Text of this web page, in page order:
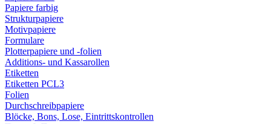
Papiere farbig
Strukturpapiere
Motivpapiere
Formulare
Plotterpapiere und -folien
Additions- und Kassarollen
Etiketten
Etiketten PCL3
Folien
Durchschreibpapiere
Blöcke, Bons, Lose, Eintrittskontrollen